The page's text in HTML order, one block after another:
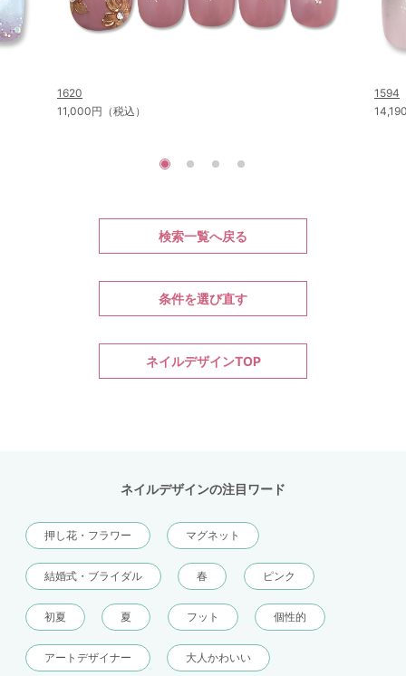
1620
11,000円（税込）
1594
検索一覧へ戻る
条件を選び直す
ネイルデザインTOP
ネイルデザインの注目ワード
押し花・フラワー マグネット
結婚式・ブライダル 春 ピンク
初夏 夏 フット 個性的
アートデザイナー 大人かわいい